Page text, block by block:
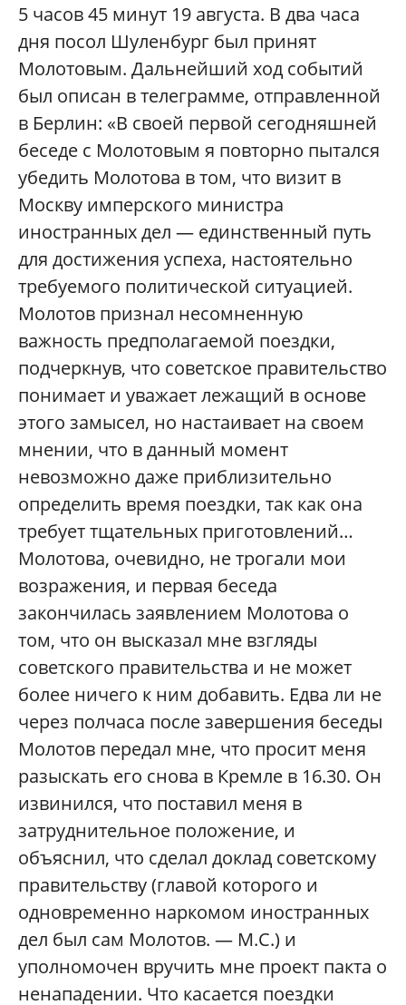
5 часов 45 минут 19 августа. В два часа
дня посол Шуленбург был принят
Молотовым. Дальнейший ход событий
был описан в телеграмме, отправленной
в Берлин: «В своей первой сегодняшней
беседе с Молотовым я повторно пытался
убедить Молотова в том, что визит в
Москву имперского министра
иностранных дел — единственный путь
для достижения успеха, настоятельно
требуемого политической ситуацией.
Молотов признал несомненную
важность предполагаемой поездки,
подчеркнув, что советское правительство
понимает и уважает лежащий в основе
этого замысел, но настаивает на своем
мнении, что в данный момент
невозможно даже приблизительно
определить время поездки, так как она
требует тщательных приготовлений…
Молотова, очевидно, не трогали мои
возражения, и первая беседа
закончилась заявлением Молотова о
том, что он высказал мне взгляды
советского правительства и не может
более ничего к ним добавить. Едва ли не
через полчаса после завершения беседы
Молотов передал мне, что просит меня
разыскать его снова в Кремле в 16.30. Он
извинился, что поставил меня в
затруднительное положение, и
объяснил, что сделал доклад советскому
правительству (главой которого и
одновременно наркомом иностранных
дел был сам Молотов. — М.С.) и
уполномочен вручить мне проект пакта о
ненападении. Что касается поездки